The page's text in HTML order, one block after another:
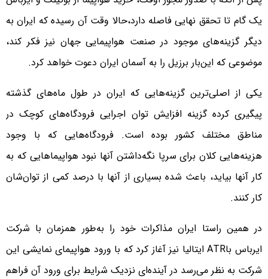
یک گام تا تحقق نهایی فاصله دارد،حالا وقت آن رسیده که ایران به
دیگر گزینه‌های موجود در صنعت هواپیمایی جهان نیز فکر کند،
موضوعی که این‌بار برزیل را به آسمان ایران دعوت خواهد کرد.
یکی از اصلی‌ترین گزینه‌هایی که ایران در طول ماه‌های گذشته
پیگیری کرده گزینه افزایش توان اجرایی فرودگاه‌های کوچک در
مناطق مختلف کشور بوده است. فرودگاه‌هایی که با وجود
هزینه‌هایی کلان برای سرپا نگه‌داشتن آنها نبود هواپیماهایی که به
کار آنها بیاید، باعث شده بسیاری از آنها با درصد کمی از توان‌شان
کار کنند.
در همین راستا ایران مذاکرات خود را به‌طور همزمان با شرکت
ایرباس باATR ایتالیا نیز آغاز کرد که با ورود هواپیمای نمایشی این
شرکت به نظر می‌رسد در آینده‌ای نزدیک شرایط برای ورود آن فراهم